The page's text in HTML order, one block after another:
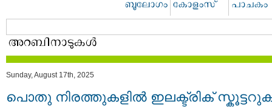
Sunday, August 17th, 2025
പൊതു നിരത്തുകളിൽ ഇലക്ട്രിക്